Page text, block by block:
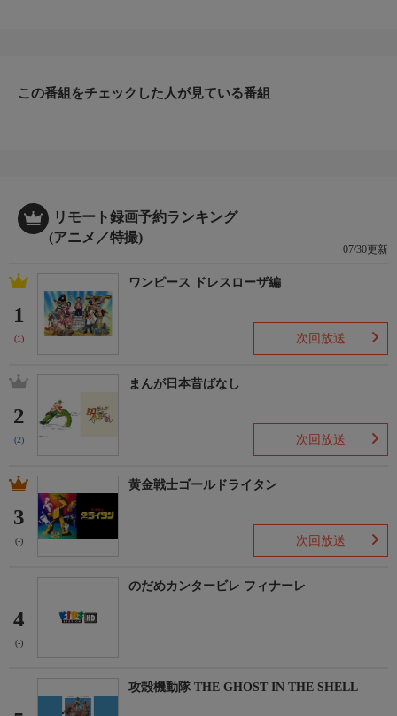
この番組をチェックした人が見ている番組
リモート録画予約ランキング
(アニメ／特撮)
07/30更新
1
(1)
ワンピース ドレスローザ編
次回放送
2
(2)
まんが日本昔ばなし
次回放送
3
(-)
黄金戦士ゴールドライタン
次回放送
4
(-)
のだめカンタービレ フィナーレ
攻殻機動隊 THE GHOST IN THE SHELL